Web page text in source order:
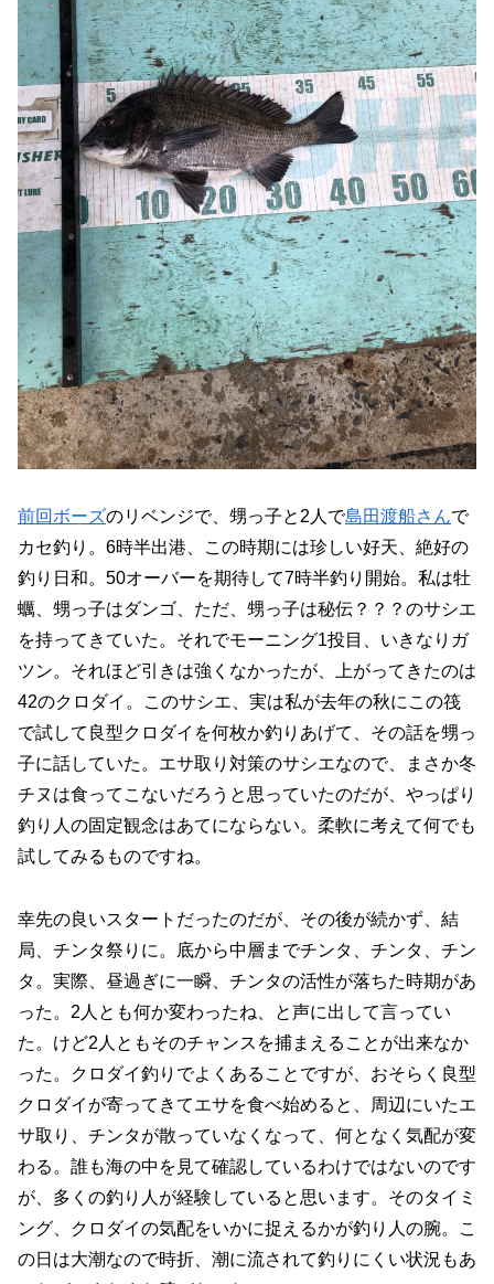
前回ボーズのリベンジで、甥っ子と2人で島田渡船さんで
カセ釣り。6時半出港、この時期には珍しい好天、絶好の
釣り日和。50オーバーを期待して7時半釣り開始。私は牡
蠣、甥っ子はダンゴ、ただ、甥っ子は秘伝？？？のサシエ
を持ってきていた。それでモーニング1投目、いきなりガ
ツン。それほど引きは強くなかったが、上がってきたのは
42のクロダイ。このサシエ、実は私が去年の秋にこの筏
で試して良型クロダイを何枚か釣りあげて、その話を甥っ
子に話していた。エサ取り対策のサシエなので、まさか冬
チヌは食ってこないだろうと思っていたのだが、やっぱり
釣り人の固定観念はあてにならない。柔軟に考えて何でも
試してみるものですね。
幸先の良いスタートだったのだが、その後が続かず、結
局、チンタ祭りに。底から中層までチンタ、チンタ、チン
タ。実際、昼過ぎに一瞬、チンタの活性が落ちた時期があ
った。2人とも何か変わったね、と声に出して言ってい
た。けど2人ともそのチャンスを捕まえることが出来なか
った。クロダイ釣りでよくあることですが、おそらく良型
クロダイが寄ってきてエサを食べ始めると、周辺にいたエ
サ取り、チンタが散っていなくなって、何となく気配が変
わる。誰も海の中を見て確認しているわけではないのです
が、多くの釣り人が経験していると思います。そのタイミ
ング、クロダイの気配をいかに捉えるかが釣り人の腕。こ
の日は大潮なので時折、潮に流されて釣りにくい状況もあ